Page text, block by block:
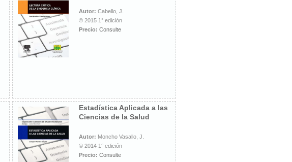
Autor: Cabello, J.
© 2015 1° edición
Precio: Consulte
Estadística Aplicada a las
Ciencias de la Salud
Autor: Moncho Vasallo, J.
© 2014 1° edición
Precio: Consulte